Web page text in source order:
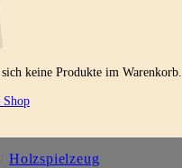
keine Produkte im Warenkorb.
Holzspielzeug